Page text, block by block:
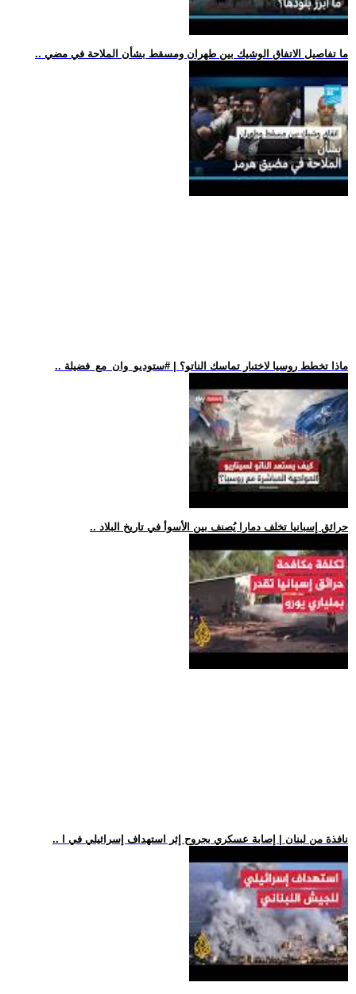
.. ما تفاصيل الاتفاق الوشيك بين طهران ومسقط بشأن الملاحة في مضي
.. ماذا تخطط روسيا لاختبار تماسك الناتو؟ | #ستوديو_وان_مع_فضيلة
.. حرائق إسبانيا تخلف دمارا يُصنف بين الأسوأ في تاريخ البلاد
.. نافذة من لبنان | إصابة عسكري بجروح إثر استهداف إسرائيلي في ا